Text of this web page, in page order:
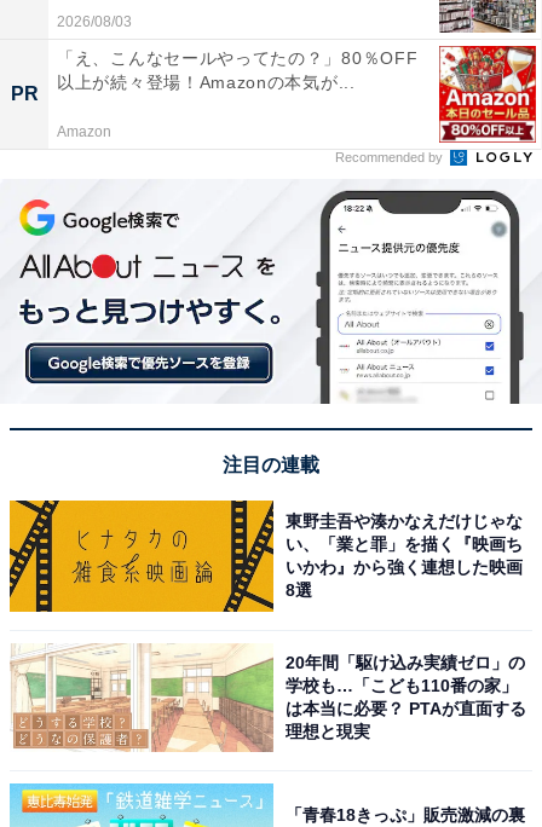
薄型なのに長財布並みの収納力を誇る画期的スペ
2026/08/03
PR
「え、こんなセールやってたの？」80％OFF
以上が続々登場！Amazonの本気が...
Amazon
Recommended by
注目の連載
東野圭吾や湊かなえだけじゃな
い、「業と罪」を描く『映画ち
いかわ』から強く連想した映画
8選
20年間「駆け込み実績ゼロ」の
学校も…「こども110番の家」
は本当に必要？ PTAが直面する
理想と現実
「青春18きっぷ」販売激減の裏